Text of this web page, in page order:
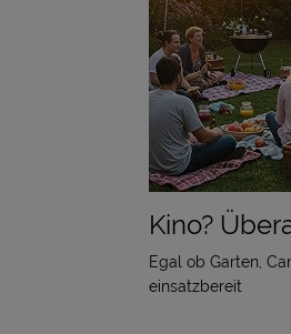
Kino?
Egal ob Garten,
einsatzbereit